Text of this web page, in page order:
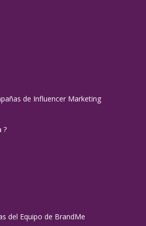
de Influencer Marketing
?
del Equipo de BrandMe